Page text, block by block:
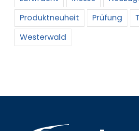
Produktneuheit
Prüfung
Westerwald